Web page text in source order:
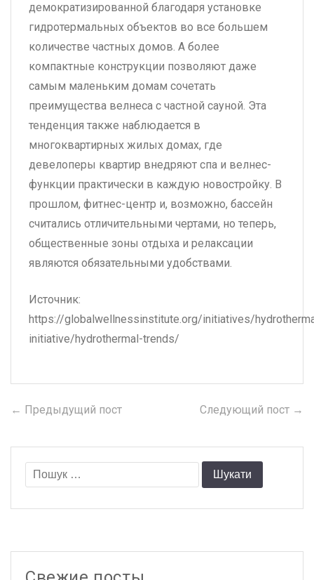
демократизированной благодаря установке
гидротермальных объектов во все большем
количестве частных домов. А более
компактные конструкции позволяют даже
самым маленьким домам сочетать
преимущества велнеса с частной сауной. Эта
тенденция также наблюдается в
многоквартирных жилых домах, где
девелоперы квартир внедряют спа и велнес-
функции практически в каждую новостройку. В
прошлом, фитнес-центр и, возможно, бассейн
считались отличительными чертами, но теперь,
общественные зоны отдыха и релаксации
являются обязательными удобствами.
Источник:
https://globalwellnessinstitute.org/initiatives/
initiative/hydrothermal-trends/
записів
← Предыдущий пост Следующий пост →
Пошук: